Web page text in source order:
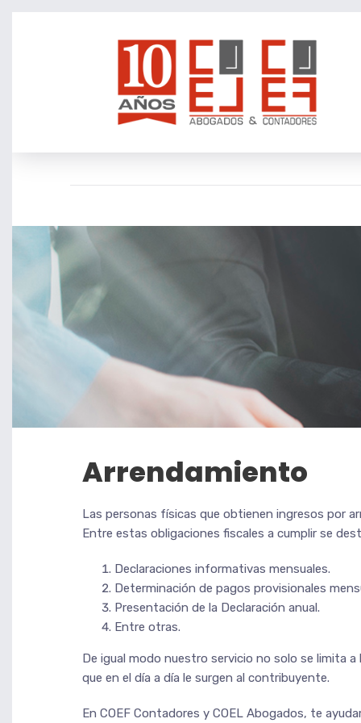
Arrendamiento
Las personas físicas que obtienen ingresos por
Entre estas obligaciones fiscales a cumplir se
Declaraciones informativas mensuales.
Determinación de pagos provisionales
Presentación de la Declaración anual.
Entre otras.
De igual modo nuestro servicio no solo se limita
que en el día a día le surgen al contribuyente.
En COEF Contadores y COEL Abogados, te